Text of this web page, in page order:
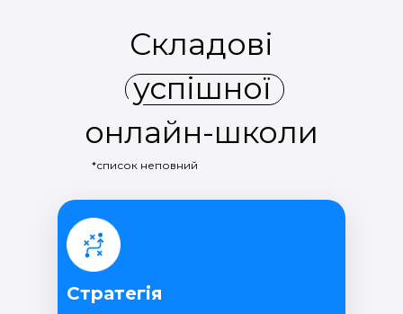
*список неповний
Складові
успішної
онлайн-школи
Стратегія